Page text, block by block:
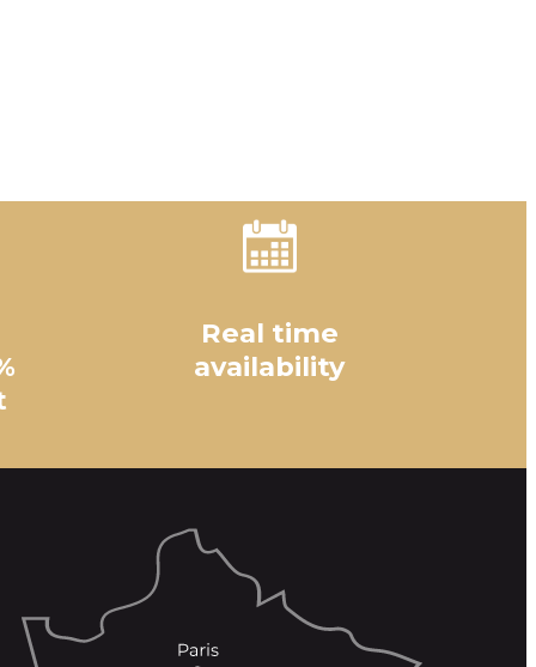
Real time
availability